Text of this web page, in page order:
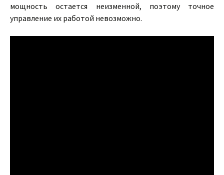
мощность остается неизменной, поэтому точное
управление их работой невозможно.